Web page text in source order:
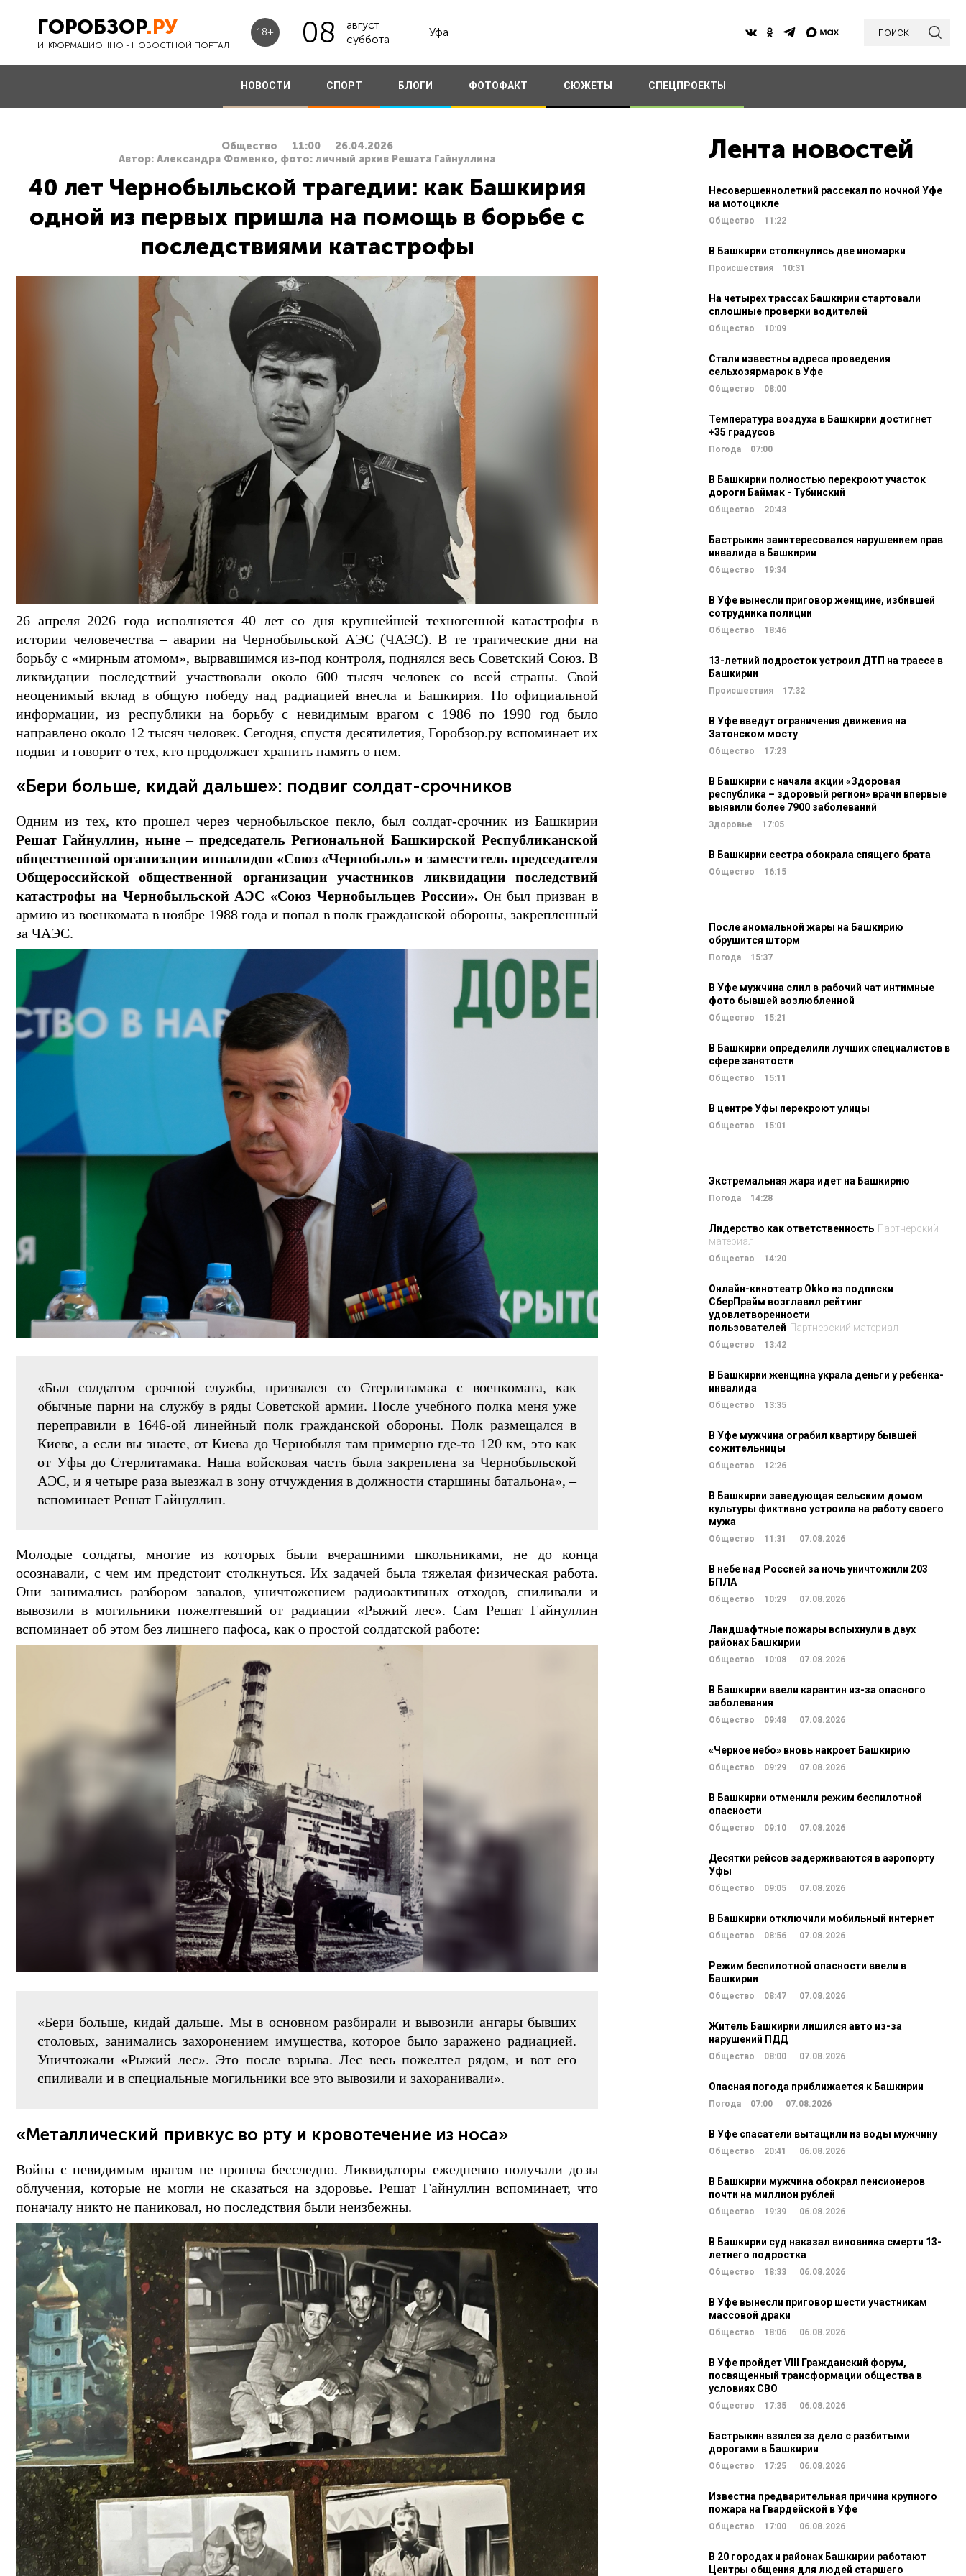
ГОРОБЗОР.РУ
ИНФОРМАЦИОННО - НОВОСТНОЙ ПОРТАЛ
18+ 08
август
суббота
Уфа поиск
НОВОСТИ СПОРТ БЛОГИ ФОТОФАКТ СЮЖЕТЫ СПЕЦПРОЕКТЫ
Общество 11:00
26.04.2026
Автор: Александра Фоменко, фото: личный архив Решата Гайнуллина
40 лет Чернобыльской трагедии: как Башкирия
одной из первых пришла на помощь в борьбе с
последствиями катастрофы
26 апреля 2026 года исполняется 40 лет со дня крупнейшей техногенной катастрофы в
истории человечества – аварии на Чернобыльской АЭС (ЧАЭС). В те трагические дни на
борьбу с «мирным атомом», вырвавшимся из-под контроля, поднялся весь Советский Союз. В
ликвидации последствий участвовали около 600 тысяч человек со всей страны. Свой
неоценимый вклад в общую победу над радиацией внесла и Башкирия. По официальной
информации, из республики на борьбу с невидимым врагом с 1986 по 1990 год было
направлено около 12 тысяч человек. Сегодня, спустя десятилетия, Горобзор.ру вспоминает их
подвиг и говорит о тех, кто продолжает хранить память о нем.
«Бери больше, кидай дальше»: подвиг солдат-срочников
Одним из тех, кто прошел через чернобыльское пекло, был солдат-срочник из Башкирии
Решат Гайнуллин, ныне – председатель Региональной Башкирской Республиканской
общественной организации инвалидов «Союз «Чернобыль» и заместитель председателя
Общероссийской общественной организации участников ликвидации последствий
катастрофы на Чернобыльской АЭС «Союз Чернобыльцев России». Он был призван в
армию из военкомата в ноябре 1988 года и попал в полк гражданской обороны, закрепленный
за ЧАЭС.
«Был солдатом срочной службы, призвался со Стерлитамака с военкомата, как
обычные парни на службу в ряды Советской армии. После учебного полка меня уже
переправили в 1646-ой линейный полк гражданской обороны. Полк размещался в
Киеве, а если вы знаете, от Киева до Чернобыля там примерно где-то 120 км, это как
от Уфы до Стерлитамака. Наша войсковая часть была закреплена за Чернобыльской
АЭС, и я четыре раза выезжал в зону отчуждения в должности старшины батальона», –
вспоминает Решат Гайнуллин.
Молодые солдаты, многие из которых были вчерашними школьниками, не до конца
осознавали, с чем им предстоит столкнуться. Их задачей была тяжелая физическая работа.
Они занимались разбором завалов, уничтожением радиоактивных отходов, спиливали и
вывозили в могильники пожелтевший от радиации «Рыжий лес». Сам Решат Гайнуллин
вспоминает об этом без лишнего пафоса, как о простой солдатской работе:
«Бери больше, кидай дальше. Мы в основном разбирали и вывозили ангары бывших
столовых, занимались захоронением имущества, которое было заражено радиацией.
Уничтожали «Рыжий лес». Это после взрыва. Лес весь пожелтел рядом, и вот его
спиливали и в специальные могильники все это вывозили и захоранивали».
«Металлический привкус во рту и кровотечение из носа»
Война с невидимым врагом не прошла бесследно. Ликвидаторы ежедневно получали дозы
облучения, которые не могли не сказаться на здоровье. Решат Гайнуллин вспоминает, что
поначалу никто не паниковал, но последствия были неизбежны.
Лента новостей
Несовершеннолетний рассекал по ночной Уфе
на мотоцикле
Общество 11:22
В Башкирии столкнулись две иномарки
Происшествия 10:31
На четырех трассах Башкирии стартовали
сплошные проверки водителей
Общество 10:09
Стали известны адреса проведения
сельхозярмарок в Уфе
Общество 08:00
Температура воздуха в Башкирии достигнет
+35 градусов
Погода 07:00
В Башкирии полностью перекроют участок
дороги Баймак - Тубинский
Общество 20:43
Бастрыкин заинтересовался нарушением прав
инвалида в Башкирии
Общество 19:34
В Уфе вынесли приговор женщине, избившей
сотрудника полиции
Общество 18:46
13-летний подросток устроил ДТП на трассе в
Башкирии
Происшествия 17:32
В Уфе введут ограничения движения на
Затонском мосту
Общество 17:23
В Башкирии с начала акции «Здоровая
республика – здоровый регион» врачи впервые
выявили более 7900 заболеваний
Здоровье 17:05
В Башкирии сестра обокрала спящего брата
Общество 16:15
После аномальной жары на Башкирию
обрушится шторм
Погода 15:37
В Уфе мужчина слил в рабочий чат интимные
фото бывшей возлюбленной
Общество 15:21
В Башкирии определили лучших специалистов в
сфере занятости
Общество 15:11
В центре Уфы перекроют улицы
Общество 15:01
Экстремальная жара идет на Башкирию
Погода 14:28
Лидерство как ответственность Партнерский
материал
Общество 14:20
Онлайн-кинотеатр Okko из подписки
СберПрайм возглавил рейтинг
удовлетворенности
пользователей Партнерский материал
Общество 13:42
В Башкирии женщина украла деньги у ребенка-
инвалида
Общество 13:35
В Уфе мужчина ограбил квартиру бывшей
сожительницы
Общество 12:26
В Башкирии заведующая сельским домом
культуры фиктивно устроила на работу своего
мужа
Общество 11:31 07.08.2026
В небе над Россией за ночь уничтожили 203
БПЛА
Общество 10:29 07.08.2026
Ландшафтные пожары вспыхнули в двух
районах Башкирии
Общество 10:08 07.08.2026
В Башкирии ввели карантин из-за опасного
заболевания
Общество 09:48 07.08.2026
«Черное небо» вновь накроет Башкирию
Общество 09:29 07.08.2026
В Башкирии отменили режим беспилотной
опасности
Общество 09:10 07.08.2026
Десятки рейсов задерживаются в аэропорту
Уфы
Общество 09:05 07.08.2026
В Башкирии отключили мобильный интернет
Общество 08:56 07.08.2026
Режим беспилотной опасности ввели в
Башкирии
Общество 08:47 07.08.2026
Житель Башкирии лишился авто из-за
нарушений ПДД
Общество 08:00 07.08.2026
Опасная погода приближается к Башкирии
Погода 07:00 07.08.2026
В Уфе спасатели вытащили из воды мужчину
Общество 20:41 06.08.2026
В Башкирии мужчина обокрал пенсионеров
почти на миллион рублей
Общество 19:39 06.08.2026
В Башкирии суд наказал виновника смерти 13-
летнего подростка
Общество 18:33 06.08.2026
В Уфе вынесли приговор шести участникам
массовой драки
Общество 18:06 06.08.2026
В Уфе пройдет VIII Гражданский форум,
посвященный трансформации общества в
условиях СВО
Общество 17:35 06.08.2026
Бастрыкин взялся за дело с разбитыми
дорогами в Башкирии
Общество 17:25 06.08.2026
Известна предварительная причина крупного
пожара на Гвардейской в Уфе
Общество 17:00 06.08.2026
В 20 городах и районах Башкирии работают
Центры общения для людей старшего